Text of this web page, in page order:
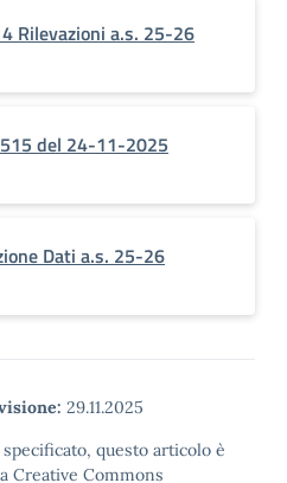
Rilevazioni a.s. 25-26
del 24-11-2025
Dati a.s. 25-26
29.11.2025
questo articolo è
Creative Commons